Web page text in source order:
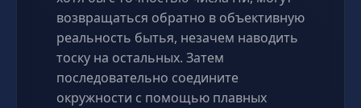
возвращаться обратно в объективную
реальность бытья, незачем наводить
тоску на остальных. Затем
последовательно соедините
окружности с помощью плавных